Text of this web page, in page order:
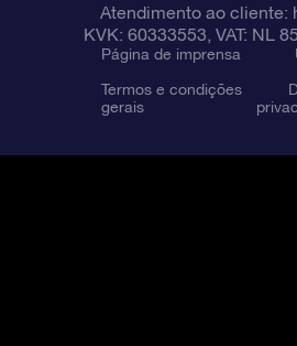
Atendimento ao cliente:
KVK: 60333553, VAT: NL
Página de imprensa
Termos e condições
gerais